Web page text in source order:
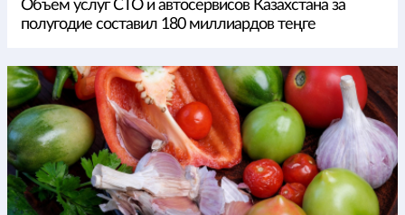
Объем услуг СТО и автосервисов Казахстана за
полугодие составил 180 миллиардов теңге